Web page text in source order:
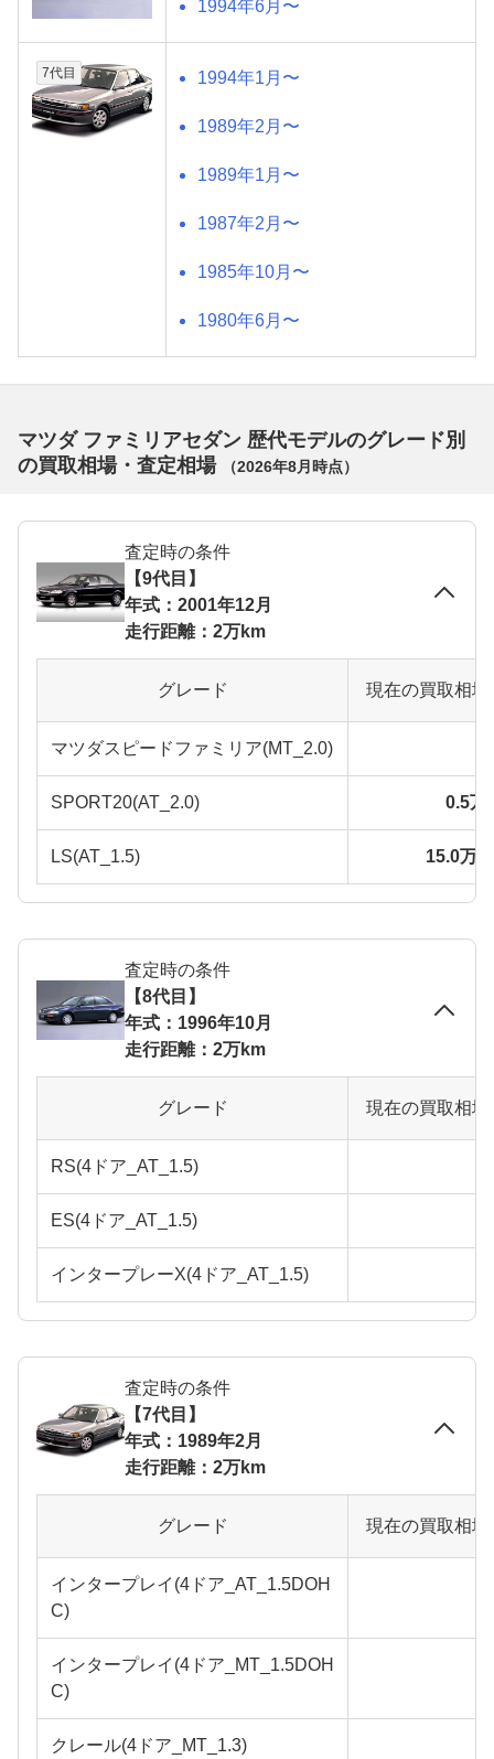
1994年6月〜
7代目 1994年1月〜
1989年2月〜
1989年1月〜
1987年2月〜
1985年10月〜
1980年6月〜
マツダ ファミリアセダン 歴代モデルのグレード別
の買取相場・査定相場
（2026年8月 時点）
査定時の条件
【9代目】
年式：2001年12月
走行距離：2万km
グレード 現在の買取相
マツダスピードファミリア(MT_2.0)
SPORT20(AT_2.0) 0.5万
LS(AT_1.5) 15.0万
査定時の条件
【8代目】
年式：1996年10月
走行距離：2万km
グレード 現在の買取相
RS(4ドア_AT_1.5)
ES(4ドア_AT_1.5)
インタープレーX(4ドア_AT_1.5)
査定時の条件
【7代目】
年式：1989年2月
走行距離：2万km
グレード 現在の買取相
インタープレイ(4ドア_AT_1.5DOH
C)
インタープレイ(4ドア_MT_1.5DOH
C)
クレール(4ドア_MT_1.3)